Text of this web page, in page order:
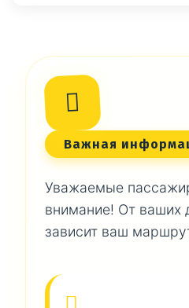
Важная
Уважаемые
внимание! От ваших
зависит ваш